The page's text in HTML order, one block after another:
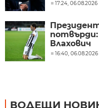
17:24, 06.08.2026
Влахович
16:40, 06.08.2026
ВОДЕЩИ